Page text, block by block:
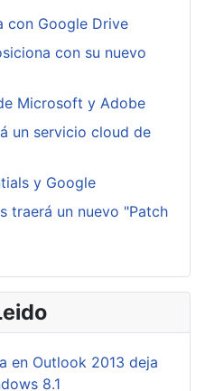
con Google Drive
con su nuevo
Microsoft y Adobe
un servicio cloud de
y Google
traerá un nuevo "Patch
en Outlook 2013 deja
8.1